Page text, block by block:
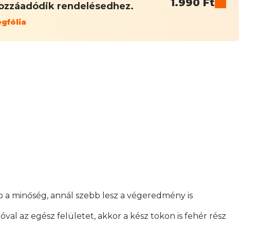
rendelésedhez.
minőség, annál szebb lesz a végeredmény is
az egész felületet, akkor a kész tokon is fehér rész